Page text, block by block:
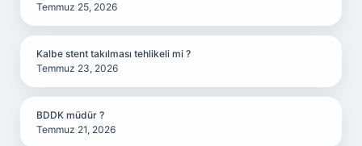
Temmuz 25, 2026
Kalbe stent takılması tehlikeli mi ?
Temmuz 23, 2026
BDDK müdür ?
Temmuz 21, 2026